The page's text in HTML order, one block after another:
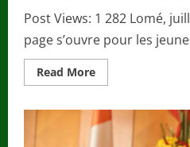
Post Views: 1 282 Lomé,
page s’ouvre pour les
Read MoreRead
more
/